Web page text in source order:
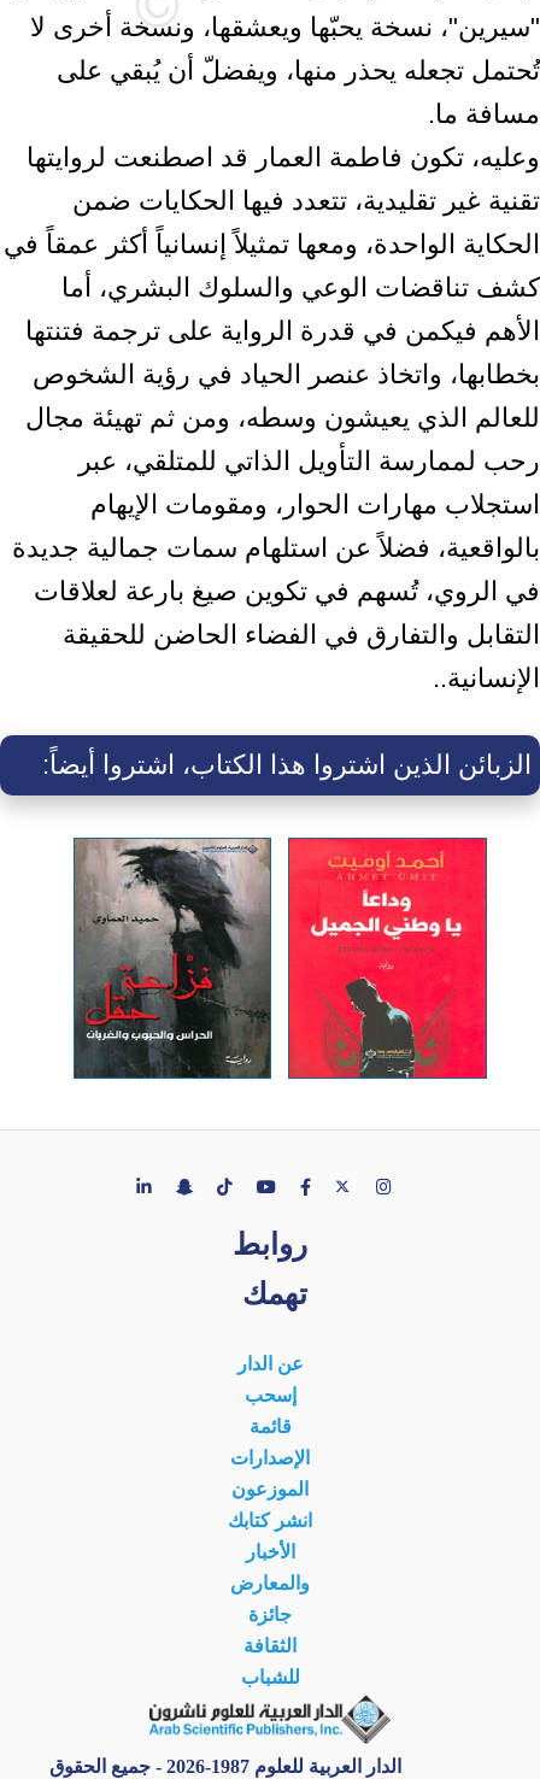
"سيرين"، نسخة يحبّها ويعشقها، ونسخة أخرى لا
تُحتمل تجعله يحذر منها، ويفضلّ أن يُبقي على
مسافة ما.
وعليه، تكون فاطمة العمار قد اصطنعت لروايتها
تقنية غير تقليدية، تتعدد فيها الحكايات ضمن
الحكاية الواحدة، ومعها تمثيلاً إنسانياً أكثر عمقاً في
كشف تناقضات الوعي والسلوك البشري، أما
الأهم فيكمن في قدرة الرواية على ترجمة فتنتها
بخطابها، واتخاذ عنصر الحياد في رؤية الشخوص
للعالم الذي يعيشون وسطه، ومن ثم تهيئة مجال
رحب لممارسة التأويل الذاتي للمتلقي، عبر
استجلاب مهارات الحوار، ومقومات الإيهام
بالواقعية، فضلاً عن استلهام سمات جمالية جديدة
في الروي، تُسهم في تكوين صيغ بارعة لعلاقات
التقابل والتفارق في الفضاء الحاضن للحقيقة
الإنسانية..
الزبائن الذين اشتروا هذا الكتاب، اشتروا أيضاً:
روابط
تهمك
عن الدار
إسحب
قائمة
الإصدارات
الموزعون
انشر كتابك
الأخبار
والمعارض
جائزة
الثقافة
للشباب
الدار العربية للعلوم 1987-2026 - جميع الحقوق